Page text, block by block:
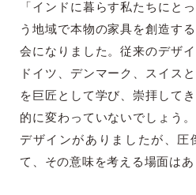
「インドに暮らす私たちにと
う地域で本物の家具を創造す
会になりました。従来のデザ
ドイツ、デンマーク、スイス
を巨匠として学び、崇拝して
的に変わっていないでしょう
デザインがありましたが、圧
て、その意味を考える場面はあ